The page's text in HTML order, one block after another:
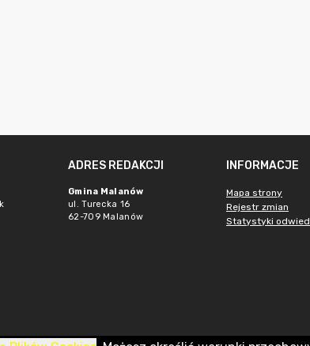
ADRES REDAKCJI
Gmina Malanów
ul. Turecka 16
62-709 Malanów
INFORMACJE
Mapa strony
Rejestr zmian
Statystyki